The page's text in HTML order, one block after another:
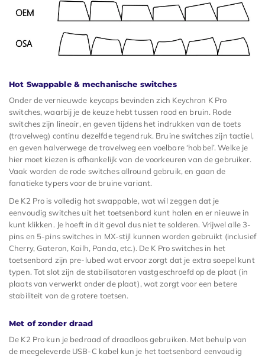
Hot Swappable & mechanische switches
Onder de vernieuwde keycaps bevinden zich Keychron K Pro
switches, waarbij je de keuze hebt tussen rood en bruin. Rode
switches zijn lineair, en geven tijdens het indrukken van de toets
(travelweg) continu dezelfde tegendruk. Bruine switches zijn tactiel,
en geven halverwege de travelweg een voelbare ‘hobbel’. Welke je
hier moet kiezen is afhankelijk van de voorkeuren van de gebruiker.
Vaak worden de rode switches allround gebruik, en gaan de
fanatieke typers voor de bruine variant.
De K2 Pro is volledig hot swappable, wat wil zeggen dat je
eenvoudig switches uit het toetsenbord kunt halen en er nieuwe in
kunt klikken. Je hoeft in dit geval dus niet te solderen. Vrijwel alle 3-
pins en 5-pins switches in MX-stijl kunnen worden gebruikt (inclusief
Cherry, Gateron, Kailh, Panda, etc.). De K Pro switches in het
toetsenbord zijn pre-lubed wat ervoor zorgt dat je extra soepel kunt
typen. Tot slot zijn de stabilisatoren vastgeschroefd op de plaat (in
plaats van verwerkt onder de plaat), wat zorgt voor een betere
stabiliteit van de grotere toetsen.
Met of zonder draad
De K2 Pro kun je bedraad of draadloos gebruiken. Met behulp van
de meegeleverde USB-C kabel kun je het toetsenbord eenvoudig